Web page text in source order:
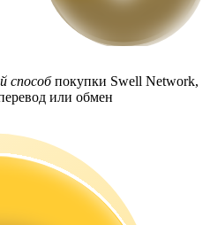
доступ
способпокупки Swell Network,
или обмен